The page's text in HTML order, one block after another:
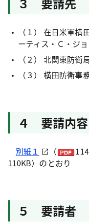
（１） 在日米軍
ーティス・Ｃ・ジ
（２） 北関東防
（３） 横田防衛
４ 要請内容
別紙１ （
110KB）のとおり
５ 要請者